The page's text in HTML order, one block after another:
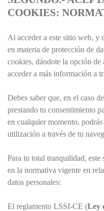
COOKIES:
Al acceder a este sitio web, y
en materia de protección de
cookies, dándote la opción de
acceder a más información a
Debes saber que, en el caso
prestando tu consentimiento
en cualquier momento,
utilización a través de tu
Para tu total tranquilidad,
en la normativa vigente en
datos personales:
El reglamento LSSI-CE (Ley